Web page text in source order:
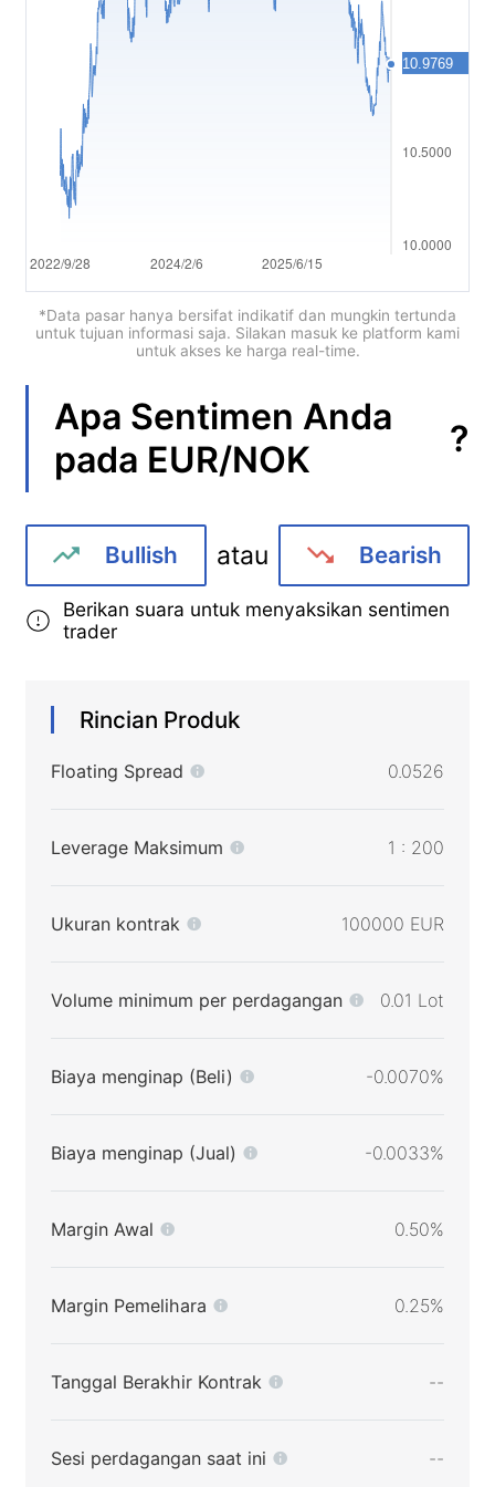
한국어
Tiếng việt
Bahasa Indonesia
*Data pasar hanya bersifat indikatif dan mungkin tertunda
untuk tujuan informasi saja. Silakan masuk ke platform kami
untuk akses ke harga real-time.
Apa Sentimen Anda
pada EUR/NOK ?
Bullish atau Bearish
Berikan suara untuk menyaksikan sentimen
trader
Rincian Produk
Floating Spread 0.0526
Leverage Maksimum 1 : 200
Ukuran kontrak 100000 EUR
Volume minimum per perdagangan 0.01 Lot
Biaya menginap (Beli) -0.0070%
Biaya menginap (Jual) -0.0033%
Margin Awal 0.50%
Margin Pemelihara 0.25%
Tanggal Berakhir Kontrak --
Sesi perdagangan saat ini --